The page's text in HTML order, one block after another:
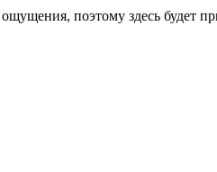
поэтому здесь будет